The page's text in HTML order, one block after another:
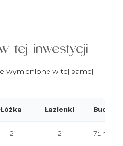
tej inwestycji
wymienione w tej samej
Łóżka Łazienki Budowa
2 2 71 m²